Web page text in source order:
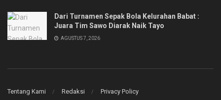
Dari Turnamen Sepak Bola Kelurahan Babat :
Juara Tim Sawo Diarak Naik Tayo
AGUSTUS 7, 2026
Tentang Kami Redaksi Privacy Policy